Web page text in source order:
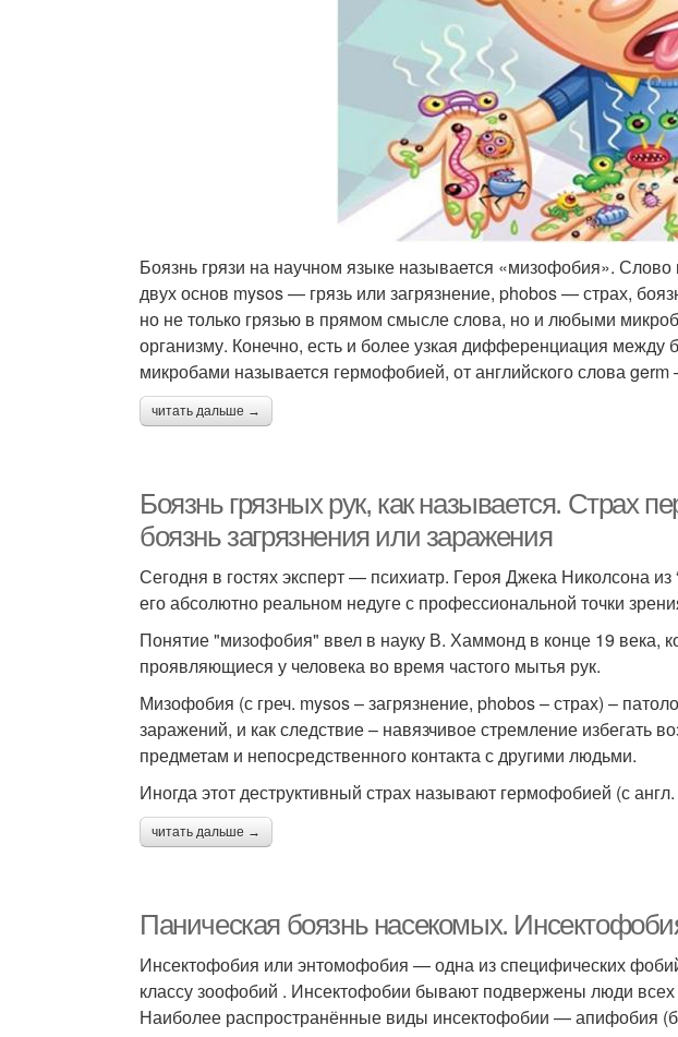
Боязнь грязи на научном языке называется «мизофобия».
двух основ mysos — грязь или загрязнение, phobos — страх,
но не только грязью в прямом смысле слова, но и любыми
организму. Конечно, есть и более узкая дифференциация между
микробами называется гермофобией, от английского слова
читать дальше →
Боязнь грязных рук, как называется.
боязнь загрязнения или заражения
Сегодня в гостях эксперт — психиатр. Героя Джека Николсона
его абсолютно реальном недуге с профессиональной точки
Понятие "мизофобия" ввел в науку В. Хаммонд в конце 19 века,
проявляющиеся у человека во время частого мытья рук.
Мизофобия (с греч. mysos – загрязнение, phobos – страх) –
заражений, и как следствие – навязчивое стремление избегать
предметам и непосредственного контакта с другими людьми.
Иногда этот деструктивный страх называют гермофобией (с
читать дальше →
Паническая боязнь насекомых.
Инсектофобия или энтомофобия — одна из специфических
классу зоофобий . Инсектофобии бывают подвержены люди всех
Наиболее распространённые виды инсектофобии — апифобия